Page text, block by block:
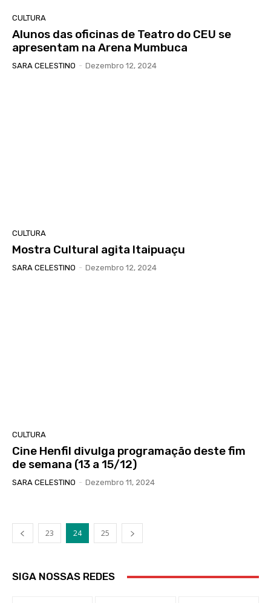
CULTURA
Alunos das oficinas de Teatro do CEU se
apresentam na Arena Mumbuca
SARA CELESTINO - Dezembro 12, 2024
CULTURA
Mostra Cultural agita Itaipuaçu
SARA CELESTINO - Dezembro 12, 2024
CULTURA
Cine Henfil divulga programação deste fim
de semana (13 a 15/12)
SARA CELESTINO - Dezembro 11, 2024
23 24 25
SIGA NOSSAS REDES